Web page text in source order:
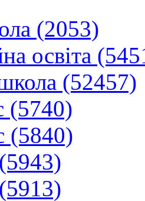
(2053)
освіта
(52457)
(5740)
(5840)